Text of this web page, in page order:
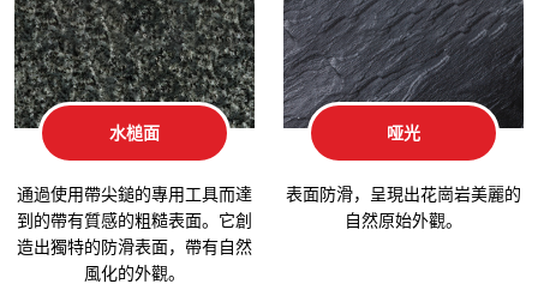
水槌面
通過使用帶尖鎚的專用工具而達
到的帶有質感的粗糙表面。它創
造出獨特的防滑表面，帶有自然
風化的外觀。
哑光
表面防滑，呈現出花崗岩美麗的
自然原始外觀。